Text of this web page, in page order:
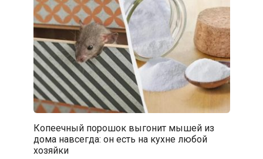
Копеечный порошок выгонит мышей из
дома навсегда: он есть на кухне любой
хозяйки